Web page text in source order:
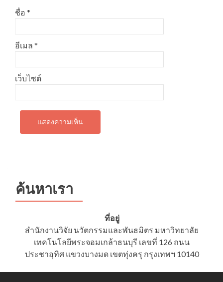
ชื่อ *
อีเมล *
เว็บไซต์
ค้นหาเรา
ที่อยู่
สำนักงานวิจัย นวัตกรรมและพันธมิตร มหาวิทยาลัย
เทคโนโลยีพระจอมเกล้าธนบุรี เลขที่ 126 ถนน
ประชาอุทิศ แขวงบางมด เขตทุ่งครุ กรุงเทพฯ 10140